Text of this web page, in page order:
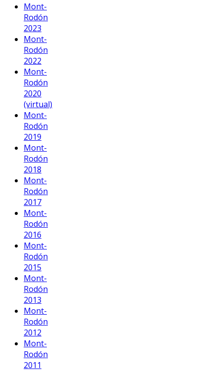
Mont-
Rodón
2023
Mont-
Rodón
2022
Mont-
Rodón
2020
(virtual)
Mont-
Rodón
2019
Mont-
Rodón
2018
Mont-
Rodón
2017
Mont-
Rodón
2016
Mont-
Rodón
2015
Mont-
Rodón
2013
Mont-
Rodón
2012
Mont-
Rodón
2011